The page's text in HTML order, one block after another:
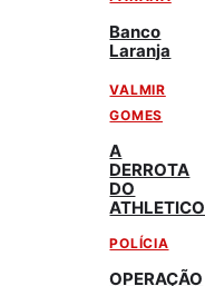
Banco
Laranja
VALMIR
GOMES
A
DERROTA
DO
ATHLETICO
POLÍCIA
OPERAÇÃO